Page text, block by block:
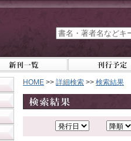
HOME >> 詳細検索 >> 検索結果